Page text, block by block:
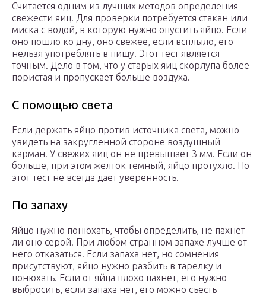
Считается одним из лучших методов определения
свежести яиц. Для проверки потребуется стакан или
миска с водой, в которую нужно опустить яйцо. Если
оно пошло ко дну, оно свежее, если всплыло, его
нельзя употреблять в пищу. Этот тест является
точным. Дело в том, что у старых яиц скорлупа более
пористая и пропускает больше воздуха.
С помощью света
Если держать яйцо против источника света, можно
увидеть на закругленной стороне воздушный
карман. У свежих яиц он не превышает 3 мм. Если он
больше, при этом желток темный, яйцо протухло. Но
этот тест не всегда дает уверенность.
По запаху
Яйцо нужно понюхать, чтобы определить, не пахнет
ли оно серой. При любом странном запахе лучше от
него отказаться. Если запаха нет, но сомнения
присутствуют, яйцо нужно разбить в тарелку и
понюхать. Если от яйца плохо пахнет, его нужно
выбросить, если запаха нет, его можно съесть